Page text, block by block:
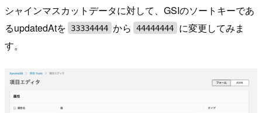
シャインマスカットデータに対して、GSIのソートキーであ
るupdatedAtを
33334444 から 44444444
に変更してみま
す。